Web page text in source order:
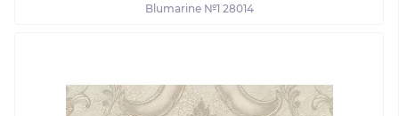
Blumarine №1 28014